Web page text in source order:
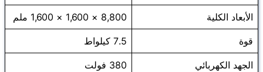
الأبعاد الكلية 8,800 × 1,600 × 1,600 ملم
قوة 7.5 كيلواط
الجهد الكهربائي 380 فولت